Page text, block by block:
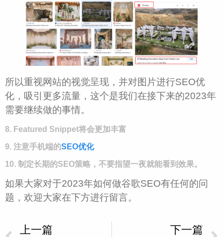
所以重视网站的视觉呈现，并对图片进行SEO优
化，吸引更多流量，这个是我们在接下来的2023年
需要继续做的事情。
8. Featured Snippet将会更加丰富
9. 注意手机端的SEO优化
10. 制定长期的SEO策略，不要指望一夜就能看到效果。
如果大家对于2023年如何做谷歌SEO有任何的问
题，欢迎大家在下方进行留言。
上一篇 下一篇